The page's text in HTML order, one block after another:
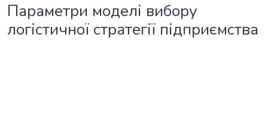
Параметри моделі вибору
логістичної стратегії підприємства